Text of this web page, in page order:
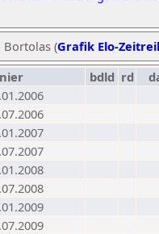
Bortolas (Grafik Elo-
bdld rd